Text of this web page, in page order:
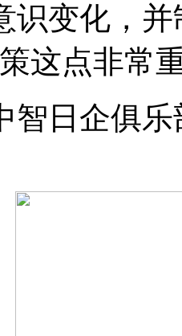
识变化，
这点非常
智日企俱乐